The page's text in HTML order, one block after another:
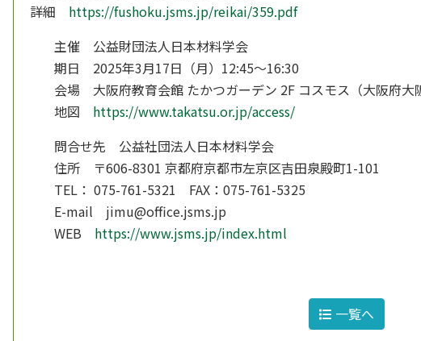
詳細 https://fushoku.jsms.jp/reikai/359.pdf
主催 公益財団法人日本材料学会
期日 2025年3月17日（月）12:45～16:30
会場 大阪府教育会館 たかつガーデン 2F コスモス（大阪府大
地図 https://www.takatsu.or.jp/access/
問合せ先 公益社団法人日本材料学会
住所 〒606-8301 京都府京都市左京区吉田泉殿町1-101
TEL： 075-761-5321 FAX：075-761-5325
E-mail jimu@office.jsms.jp
WEB https://www.jsms.jp/index.html
一覧へ